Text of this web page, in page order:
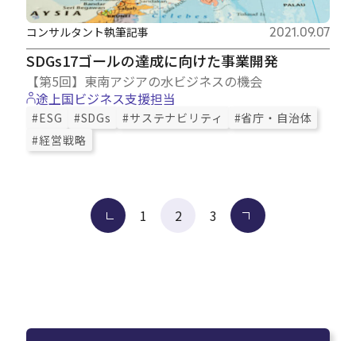
SDGs17ゴールの達成に向けた事業開発
【第5回】東南アジアの水ビジネスの機会
コンサルタント執筆記事 2021.09.07
途上国ビジネス支援担当
#ESG #SDGs #サステナビリティ
#省庁・自治体
#経営戦略
り
前へ 1 2 3 次へ